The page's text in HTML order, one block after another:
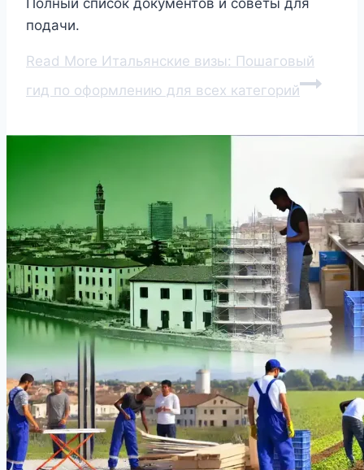
Полный список документов и советы для
подачи.
Read More Итальянские визы: Пошаговый
гид по оформлению для всех категорий